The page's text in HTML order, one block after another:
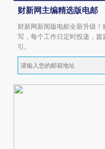
财新网主编精选版电邮
财新网新闻版电邮全新升级！
写，每个工作日定时投递，篇
引。